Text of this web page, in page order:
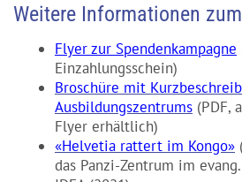
Weitere Informationen
Flyer zur Spendenkampagne
Einzahlungsschein)
Broschüre mit
Ausbildungszentrums (PDF,
Flyer erhältlich)
«Helvetia rattert im Kongo»
das Panzi-Zentrum im